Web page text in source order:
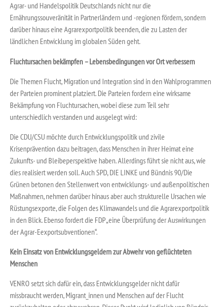
Agrar­- und Handelspolitik Deutschlands nicht nur die
Ernährungssouveränität in Partnerländern und -regionen fördern, sondern
darüber hinaus eine Agrarexportpolitik beenden, die zu Lasten der
ländlichen Entwicklung im globalen Süden geht.
Fluchtursachen bekämpfen – Lebensbedingungen vor Ort verbessern
Die Themen Flucht, Migration und Integration sind in den Wahlprogrammen
der Parteien prominent platziert. Die Parteien fordern eine wirksame
Bekämpfung von Fluchtursachen, wobei diese zum Teil sehr
unterschiedlich verstanden und ausgelegt wird:
Die CDU/CSU möchte durch Entwicklungspolitik und zivile
Krisenprävention dazu beitragen, dass Menschen in ihrer Heimat eine
Zukunfts- und Bleibeperspektive haben. Allerdings führt sie nicht aus, wie
dies realisiert werden soll. Auch SPD, DIE LINKE und Bündnis 90/Die
Grünen betonen den Stellenwert von entwicklungs- und außenpolitischen
Maßnahmen, nehmen darüber hinaus aber auch strukturelle Ursachen wie
Rüstungsexporte, die Folgen des Klimawandels und die Agrarexportpolitik
in den Blick. Ebenso fordert die FDP „eine Überprüfung der Auswirkungen
der Agrar-Eexportsubventionen“.
Kein Einsatz von Entwicklungsgeldern zur Abwehr von geflüchteten
Menschen
VENRO setzt sich dafür ein, dass Entwicklungsgelder nicht dafür
missbraucht werden, Migrant_innen und Menschen auf der Flucht